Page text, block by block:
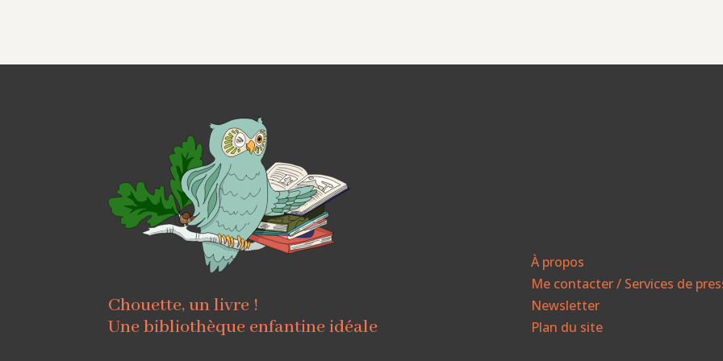
Chouette, un livre !
Une bibliothèque enfantine idéale
À propos
Me contacter / Services de
Newsletter
Plan du site